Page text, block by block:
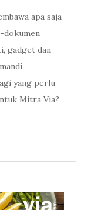
apa saja
dokumen
gadget dan
yang perlu
Mitra Via?